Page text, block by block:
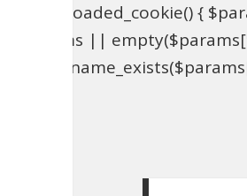
{
(!$params ||